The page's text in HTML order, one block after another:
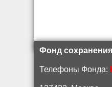
Фонд
Телефоны Фонда: